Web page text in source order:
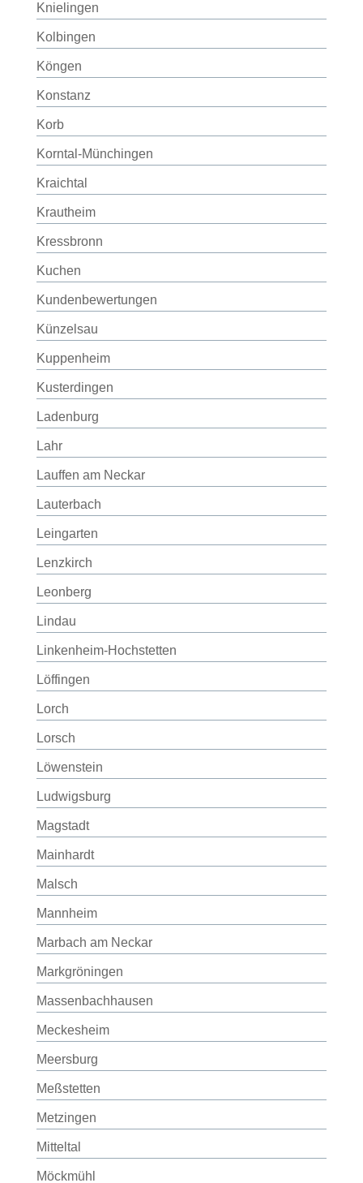
Knielingen
Kolbingen
Köngen
Konstanz
Korb
Korntal-Münchingen
Kraichtal
Krautheim
Kressbronn
Kuchen
Kundenbewertungen
Künzelsau
Kuppenheim
Kusterdingen
Ladenburg
Lahr
Lauffen am Neckar
Lauterbach
Leingarten
Lenzkirch
Leonberg
Lindau
Linkenheim-Hochstetten
Löffingen
Lorch
Lorsch
Löwenstein
Ludwigsburg
Magstadt
Mainhardt
Malsch
Mannheim
Marbach am Neckar
Markgröningen
Massenbachhausen
Meckesheim
Meersburg
Meßstetten
Metzingen
Mitteltal
Möckmühl